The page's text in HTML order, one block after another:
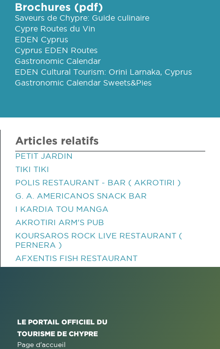
Brochures (pdf)
Saveurs de Chypre: Guide culinaire
Cypre Routes du Vin
EDEN Cyprus
Cyprus EDEN Routes
Gastronomic Calendar
EDEN Cultural Tourism: Orini Larnaka, Cyprus
Gastronomic Calendar Sweets&Pies
Articles relatifs
PETIT JARDIN
TIKI TIKI
POLIS RESTAURANT - BAR ( AKROTIRI )
G. A. AMERICANOS SNACK BAR
I KARDIA TOU MANGA
AKROTIRI ARM'S PUB
KOURSAROS ROCK LIVE RESTAURANT (
PERNERA )
AFXENTIS FISH RESTAURANT
LE PORTAIL OFFICIEL DU
TOURISME DE CHYPRE
Page d'accueil